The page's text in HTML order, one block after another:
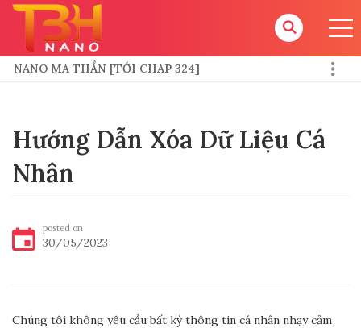
NANO MA THẦN [TỚI CHAP 324]
Hướng Dẫn Xóa Dữ Liệu Cá
Nhân
posted on
30/05/2023
Chúng tôi không yêu cầu bất kỳ thông tin cá nhân nhạy cảm